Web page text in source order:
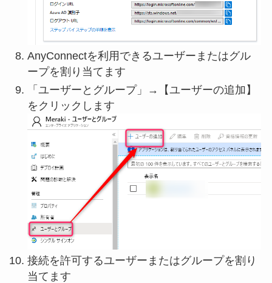
AnyConnectを利用できるユーザーまたはグル
ープを割り当てます
「ユーザーとグループ」→【ユーザーの追加】
をクリックします
接続を許可するユーザーまたはグループを割り
当てます